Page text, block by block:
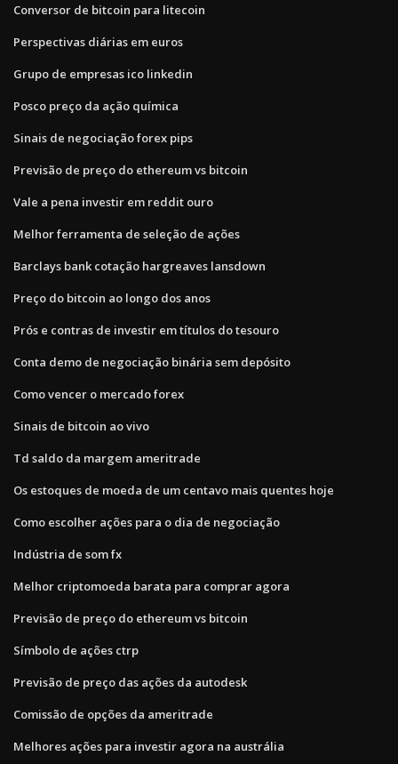
Conversor de bitcoin para litecoin
Perspectivas diárias em euros
Grupo de empresas ico linkedin
Posco preço da ação química
Sinais de negociação forex pips
Previsão de preço do ethereum vs bitcoin
Vale a pena investir em reddit ouro
Melhor ferramenta de seleção de ações
Barclays bank cotação hargreaves lansdown
Preço do bitcoin ao longo dos anos
Prós e contras de investir em títulos do tesouro
Conta demo de negociação binária sem depósito
Como vencer o mercado forex
Sinais de bitcoin ao vivo
Td saldo da margem ameritrade
Os estoques de moeda de um centavo mais quentes hoje
Como escolher ações para o dia de negociação
Indústria de som fx
Melhor criptomoeda barata para comprar agora
Previsão de preço do ethereum vs bitcoin
Símbolo de ações ctrp
Previsão de preço das ações da autodesk
Comissão de opções da ameritrade
Melhores ações para investir agora na austrália